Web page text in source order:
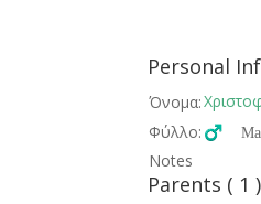
Personal
Όνομα:
Φύλλο: ♂️
Notes
Parents ( 1 )